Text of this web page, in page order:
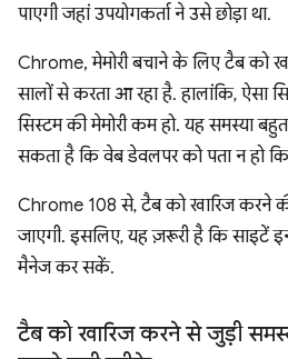
पाएगी जहां उपयोगकर्ता ने उसे छोड़ा था.
Chrome, मेमोरी बचाने के लिए टैब को
सालों से करता आ रहा है. हालांकि, ऐसा
सिस्टम की मेमोरी कम हो. यह समस्या
सकता है कि वेब डेवलपर को पता न हो कि
Chrome 108 से, टैब को खारिज करने की
जाएगी. इसलिए, यह ज़रूरी है कि साइटें
मैनेज कर सकें.
टैब को खारिज करने से जुड़ी